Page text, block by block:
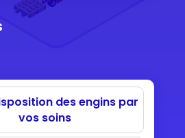
des engins par
vos soins